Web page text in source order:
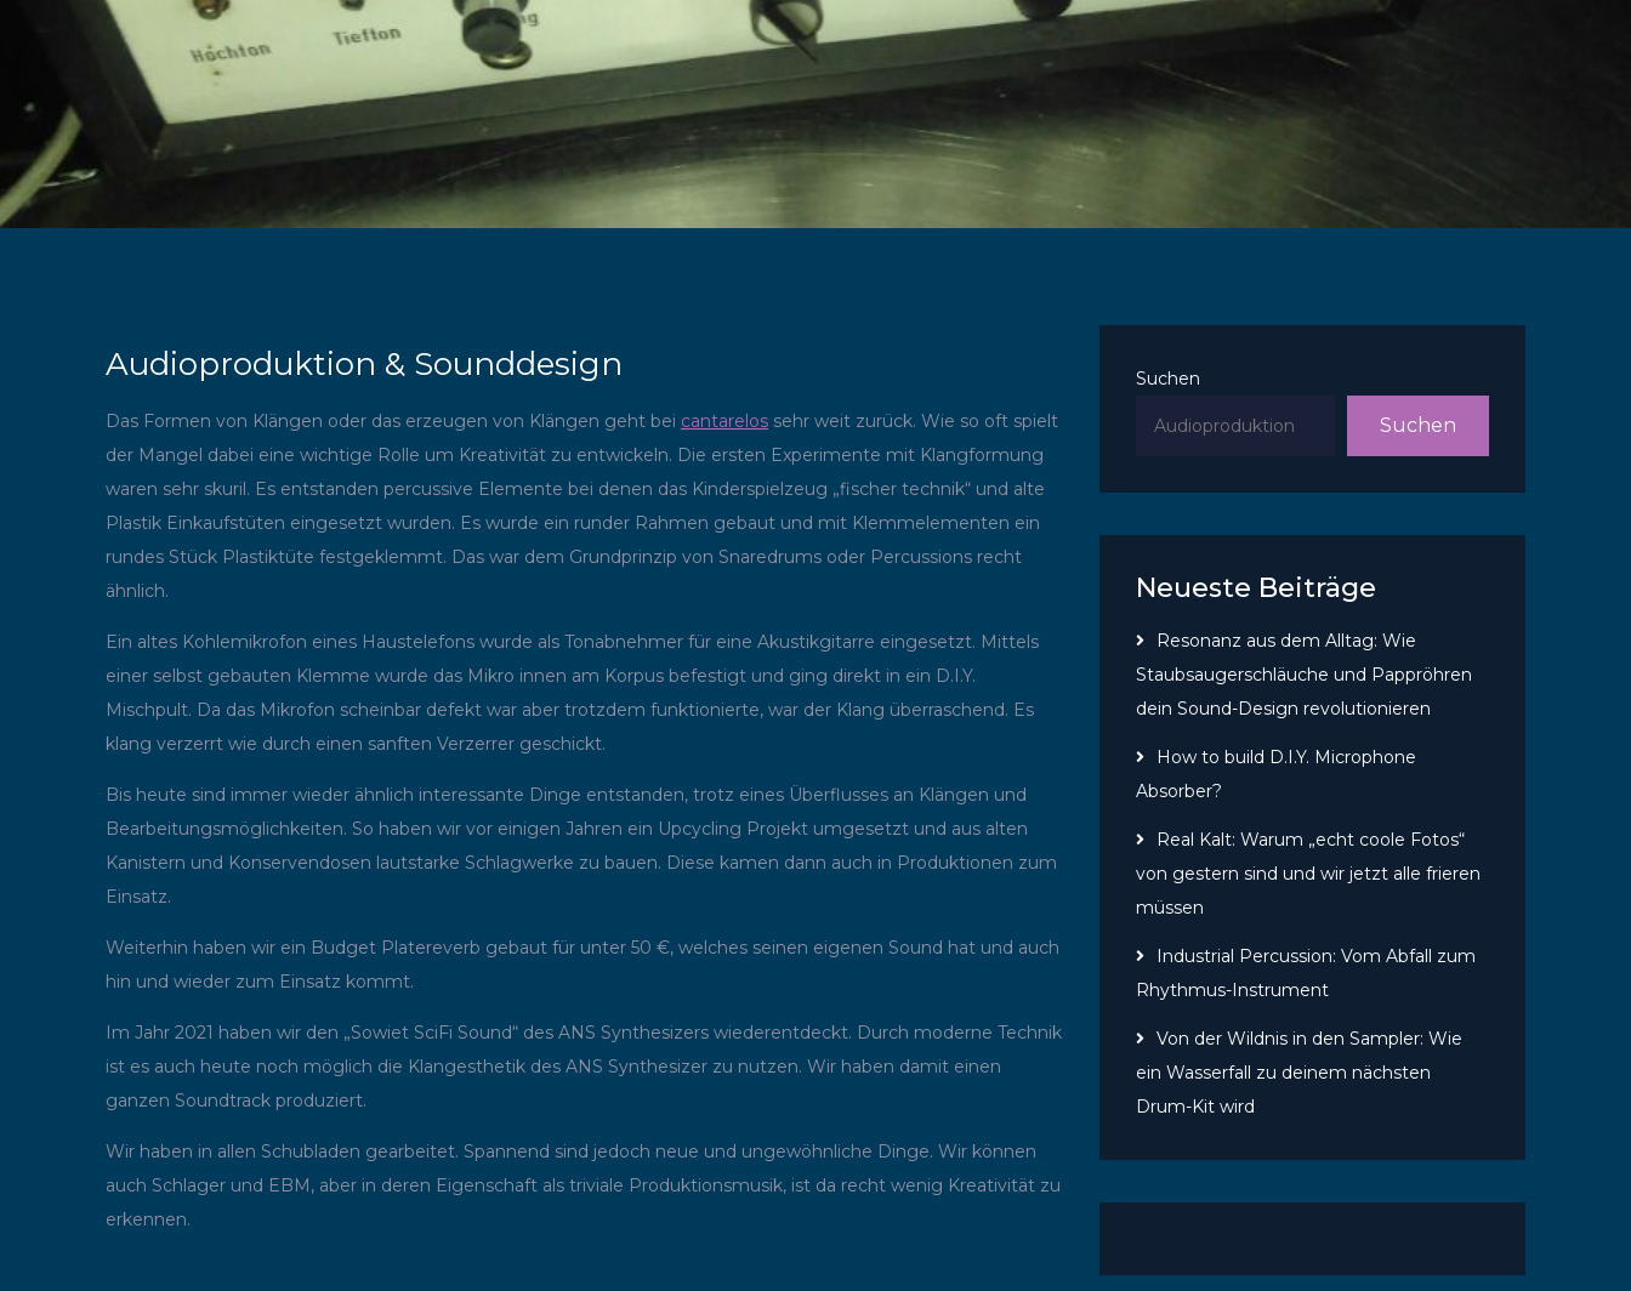
Audioproduktion & Sounddesign
Das Formen von Klängen oder das erzeugen von Klängen geht bei cantarelos sehr weit zurück. Wie so oft spielt
der Mangel dabei eine wichtige Rolle um Kreativität zu entwickeln. Die ersten Experimente mit Klangformung
waren sehr skuril. Es entstanden percussive Elemente bei denen das Kinderspielzeug „fischer technik“ und alte
Plastik Einkaufstüten eingesetzt wurden. Es wurde ein runder Rahmen gebaut und mit Klemmelementen ein
rundes Stück Plastiktüte festgeklemmt. Das war dem Grundprinzip von Snaredrums oder Percussions recht
ähnlich.
Ein altes Kohlemikrofon eines Haustelefons wurde als Tonabnehmer für eine Akustikgitarre eingesetzt. Mittels
einer selbst gebauten Klemme wurde das Mikro innen am Korpus befestigt und ging direkt in ein D.I.Y.
Mischpult. Da das Mikrofon scheinbar defekt war aber trotzdem funktionierte, war der Klang überraschend. Es
klang verzerrt wie durch einen sanften Verzerrer geschickt.
Bis heute sind immer wieder ähnlich interessante Dinge entstanden, trotz eines Überflusses an Klängen und
Bearbeitungsmöglichkeiten. So haben wir vor einigen Jahren ein Upcycling Projekt umgesetzt und aus alten
Kanistern und Konservendosen lautstarke Schlagwerke zu bauen. Diese kamen dann auch in Produktionen zum
Einsatz.
Weiterhin haben wir ein Budget Platereverb gebaut für unter 50 €, welches seinen eigenen Sound hat und auch
hin und wieder zum Einsatz kommt.
Im Jahr 2021 haben wir den „Sowiet SciFi Sound“ des ANS Synthesizers wiederentdeckt. Durch moderne Technik
ist es auch heute noch möglich die Klangesthetik des ANS Synthesizer zu nutzen. Wir haben damit einen
ganzen Soundtrack produziert.
Wir haben in allen Schubladen gearbeitet. Spannend sind jedoch neue und ungewöhnliche Dinge. Wir können
auch Schlager und EBM, aber in deren Eigenschaft als triviale Produktionsmusik, ist da recht wenig Kreativität zu
erkennen.
Suchen
Suchen
Neueste Beiträge
Resonanz aus dem Alltag: Wie
Staubsaugerschläuche und Pappröhren
dein Sound-Design revolutionieren
How to build D.I.Y. Microphone
Absorber?
Real Kalt: Warum „echt coole Fotos“
von gestern sind und wir jetzt alle frieren
müssen
Industrial Percussion: Vom Abfall zum
Rhythmus-Instrument
Von der Wildnis in den Sampler: Wie
ein Wasserfall zu deinem nächsten
Drum-Kit wird